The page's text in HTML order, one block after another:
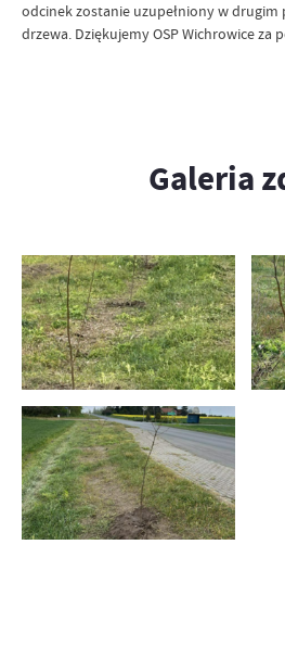
odcinek zostanie uzupełniony w drugim
drzewa. Dziękujemy OSP Wichrowice za
Galeria